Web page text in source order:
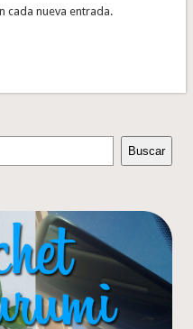
cada nueva entrada.
Buscar